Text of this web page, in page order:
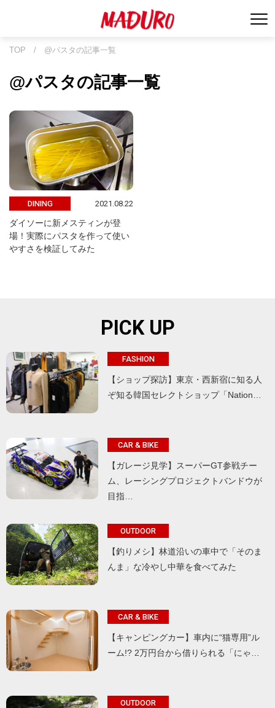
TOP / @パスタの記事一覧
@パスタの記事一覧
DINING 2021.08.22
ダイソーに新メスティンが登
場！実際にパスタを作って使い
やすさを検証してみた
PICK UP
FASHION
【ショップ探訪】東京・西新宿に知る人
ぞ知る韓国セレクトショップ「Nation…
CAR & BIKE
【ガレージ見学】スーパーGT参戦チー
ム、レーシングプロジェクトバンドウが
目指…
OUTDOOR
【釣りメシ】林道沿いの車中で「そのま
んま」な冷やし中華を食べてみた
CAR & BIKE
【キャンピングカー】車内に“猫専用”ル
ーム!? 2万円台から借りられる「にゃ…
OUTDOOR